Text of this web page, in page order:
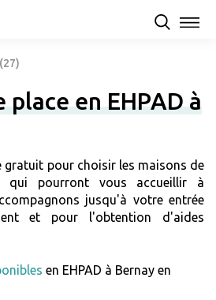
en EHPAD à
gratuit pour choisir les maisons de
qui pourront vous accueillir à
jusqu'à votre entrée
et pour l'obtention d'aides
en EHPAD à Bernay en